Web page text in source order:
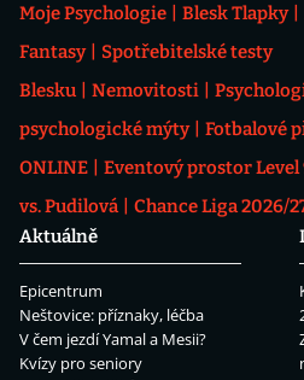
Moje Psychologie Blesk Tlapky
Fantasy
Spotřebitelské testy
Blesku
Nemovitosti
psychologické mýty
Fotbalové
ONLINE
Eventový prostor Level
vs. Pudilová
Chance Liga 2026/
Aktuálně
Epicentrum
Neštovice: příznaky, léčba
V čem jezdí Yamal a Mesii?
Kvízy pro seniory